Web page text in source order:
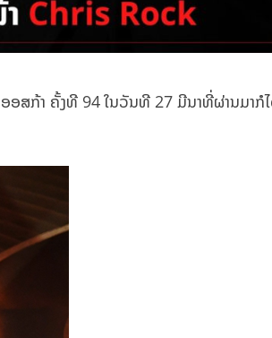
ອສກ້າ ຄັ້ງທີ 94 ໃນວັນທີ 27 ມີນາທີ່ຜ່ານມາກໍ